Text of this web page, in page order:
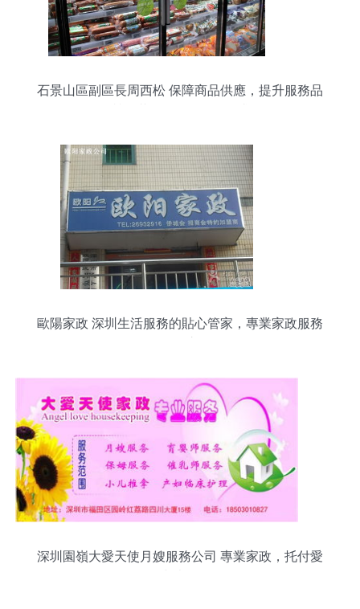
石景山區副區長周西松 保障商品供應，提升服務品
歐陽家政 深圳生活服務的貼心管家，專業家政服務
深圳園嶺大愛天使月嫂服務公司 專業家政，托付愛